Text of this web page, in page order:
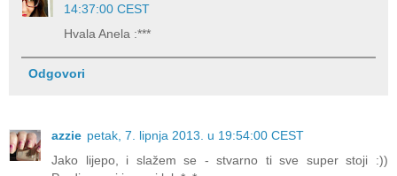
14:37:00 CEST
Hvala Anela :***
Odgovori
azzie petak, 7. lipnja 2013. u 19:54:00 CEST
Jako lijepo, i slažem se - stvarno ti sve super stoji :))